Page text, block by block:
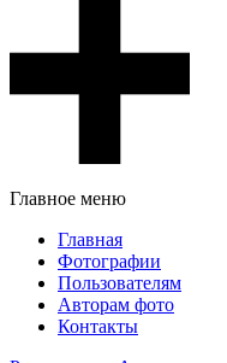
Главное меню
Главная
Фотографии
Пользователям
Авторам фото
Контакты